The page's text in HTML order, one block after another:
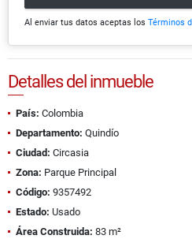
Al enviar tus datos aceptas los Términos
Detalles del inmueble
País: Colombia
Departamento: Quindío
Ciudad: Circasia
Zona: Parque Principal
Código: 9357492
Estado: Usado
Área Construida: 83 m²